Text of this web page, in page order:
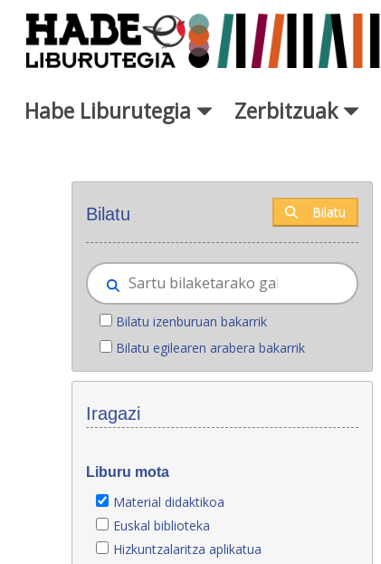
Eduki nagusira joan
Habe Liburutegia Zerbitzuak
Bilatu Bilatu
Bilatu izenburuan bakarrik
Bilatu egilearen arabera bakarrik
Iragazi
Liburu mota
Material didaktikoa
Euskal biblioteka
Hizkuntzalaritza aplikatua